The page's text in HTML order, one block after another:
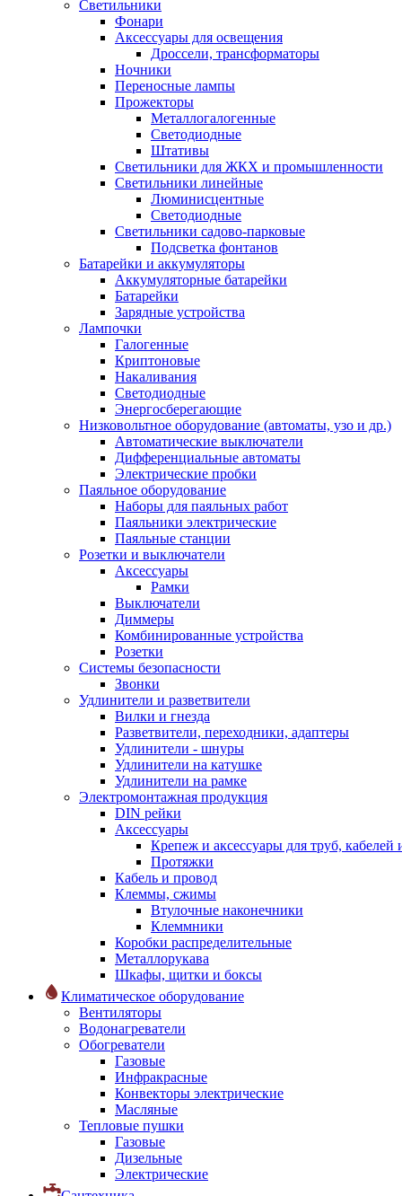
Светильники
Фонари
Аксессуары для освещения
Дроссели, трансформаторы
Ночники
Переносные лампы
Прожекторы
Металлогалогенные
Светодиодные
Штативы
Светильники для ЖКХ и промышленности
Светильники линейные
Люминисцентные
Светодиодные
Светильники садово-парковые
Подсветка фонтанов
Батарейки и аккумуляторы
Аккумуляторные батарейки
Батарейки
Зарядные устройства
Лампочки
Галогенные
Криптоновые
Накаливания
Светодиодные
Энергосберегающие
Низковольтное оборудование (автоматы, узо и др.)
Автоматические выключатели
Дифференциальные автоматы
Электрические пробки
Паяльное оборудование
Наборы для паяльных работ
Паяльники электрические
Паяльные станции
Розетки и выключатели
Аксессуары
Рамки
Выключатели
Диммеры
Комбинированные устройства
Розетки
Системы безопасности
Звонки
Удлинители и разветвители
Вилки и гнезда
Разветвители, переходники, адаптеры
Удлинители - шнуры
Удлинители на катушке
Удлинители на рамке
Электромонтажная продукция
DIN рейки
Аксессуары
Крепеж и аксессуары для труб, кабелей
Протяжки
Кабель и провод
Клеммы, сжимы
Втулочные наконечники
Клеммники
Коробки распределительные
Металлорукава
Шкафы, щитки и боксы
Климатическое оборудование
Вентиляторы
Водонагреватели
Обогреватели
Газовые
Инфракрасные
Конвекторы электрические
Масляные
Тепловые пушки
Газовые
Дизельные
Электрические